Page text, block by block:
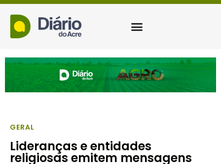
GERAL
Lideranças e entidades
religiosas emitem mensagens